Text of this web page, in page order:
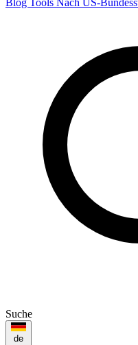
Blog Tools Nach US-
Suche
de